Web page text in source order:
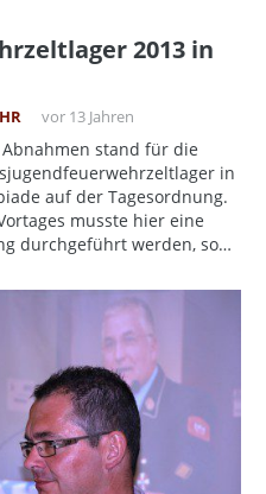
2013 in
vor 13 Jahren
stand für die
in
auf der Tagesordnung.
musste hier eine
durchgeführt werden, so…